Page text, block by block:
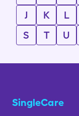
J
K L
S
T U
SingleCare